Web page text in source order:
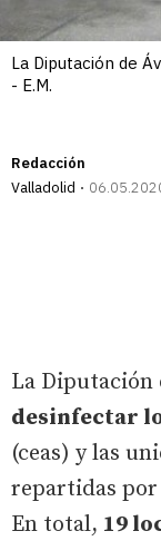
La Diputación de
- E.M.
Redacción
Valladolid
La Diputación
desinfectar
(ceas) y las
repartidas
En total, 19